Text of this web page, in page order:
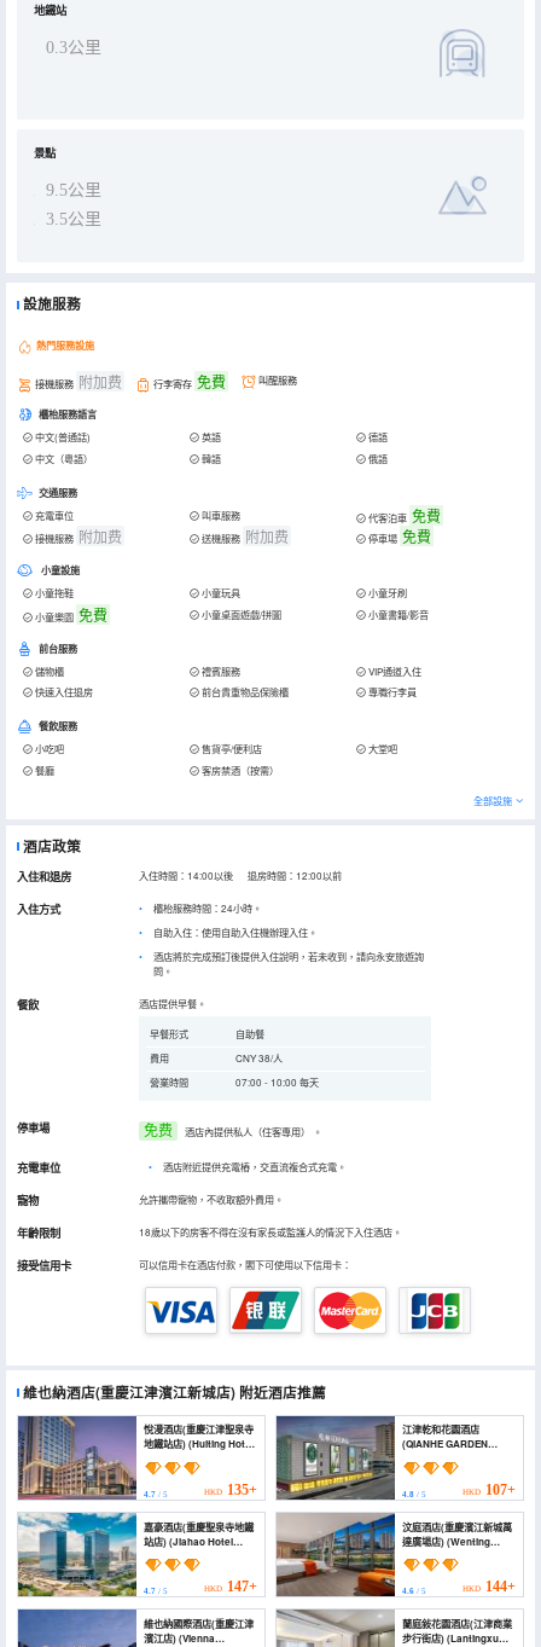
地鐵站
0.3公里
景點
9.5公里
3.5公里
設施服務
熱門服務設施
接機服務 附加费 行李寄存 免費 叫醒服務
櫃枱服務語言
中文(普通話) 英語
德語
中文（粵語）
韓語 俄語
交通服務
充電車位 叫車服務 代客泊車 免費
接機服務 附加费 送機服務 附加费 停車場 免費
小童設施
小童拖鞋 小童玩具
小童牙刷
小童樂園 免費 小童桌面遊戲/拼圖 小童書籍/影音
前台服務
儲物櫃 禮賓服務
VIP通道入住
快速入住退房
前台貴重物品保險櫃 專職行李員
餐飲服務
小吃吧 售貨亭/便利店
大堂吧
餐廳
客房禁酒（按需）
全部設施
酒店政策
入住和退房 入住時間：14:00以後 退房時間：12:00以前
入住方式
櫃枱服務時間：24小時。
自助入住：使用自助入住機辦理入住。
酒店將於完成預訂後提供入住說明，若未收到，請向永安旅遊詢
問。
餐飲 酒店提供早餐。
早餐形式
自助餐
費用
CNY 38/人
營業時間
07:00 - 10:00 每天
停車場 免费 酒店內提供私人（住客專用） 。
充電車位 • 酒店附近提供充電樁，交直流複合式充電。
寵物 允許攜帶寵物，不收取額外費用。
年齡限制 18歲以下的房客不得在沒有家長或監護人的情況下入住酒店。
接受信用卡 可以信用卡在酒店付款，閣下可使用以下信用卡：
維也納酒店(重慶江津濱江新城店) 附近酒店推薦
悅漫酒店(重慶江津聖泉寺
地鐵站店) (Huiting Hotel
Shengquansi Subway
4.7 / 5 HKD 135+
江津乾和花園酒店
(QIANHE GARDEN
4.8/ 5 HKD 107+
嘉豪酒店(重慶聖泉寺地鐵
站店) (Jiahao Hotel
(Chongqing
Shengquansi Subway
Station))
4.7 / 5 HKD 147+
汶庭酒店(重慶濱江新城萬
達廣場店) (Wenting
Hotel (Chongqing
Binjiang New Town
Wanda Plaza Branch))
4.6/ 5 HKD 144+
維也納國際酒店(重慶江津
濱江店) (Vienna
蘭庭敍花園酒店(江津商業
步行街店) (Lantingxu